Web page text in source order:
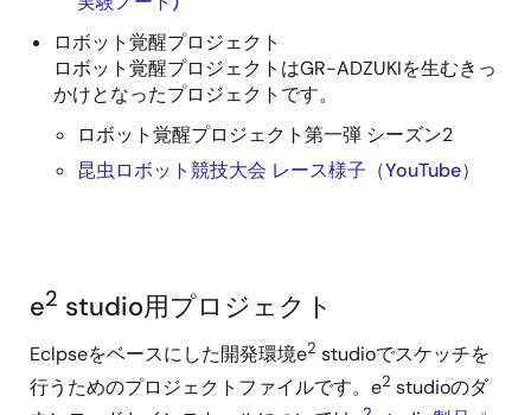
ロボット覚醒プロジェクト
ロボット覚醒プロジェクトはGR-ADZUKIを生むきっ
かけとなったプロジェクトです。
ロボット覚醒プロジェクト第一弾 シーズン2
昆虫ロボット競技大会 レース様子（YouTube）
e2 studio用プロジェクト
Eclpseをベースにした開発環境e2 studioでスケッチを
行うためのプロジェクトファイルです。e2 studioのダ